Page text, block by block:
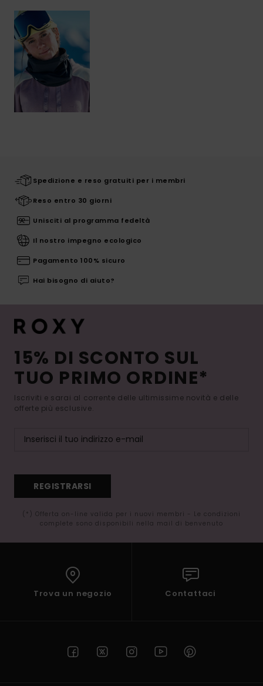
Spedizione e reso gratuiti per i membri
Reso entro 30 giorni
Unisciti al programma fedeltà
Il nostro impegno ecologico
Pagamento 100% sicuro
Hai bisogno di aiuto?
15% DI SCONTO SUL
TUO PRIMO ORDINE*
Iscriviti e sarai al corrente delle ultimissime novità e delle
offerte più esclusive.
REGISTRARSI
(*) Offerta on-line valida per i nuovi membri - Le condizioni
complete sono disponibili nella mail di benvenuto
Trova un negozio Contattaci